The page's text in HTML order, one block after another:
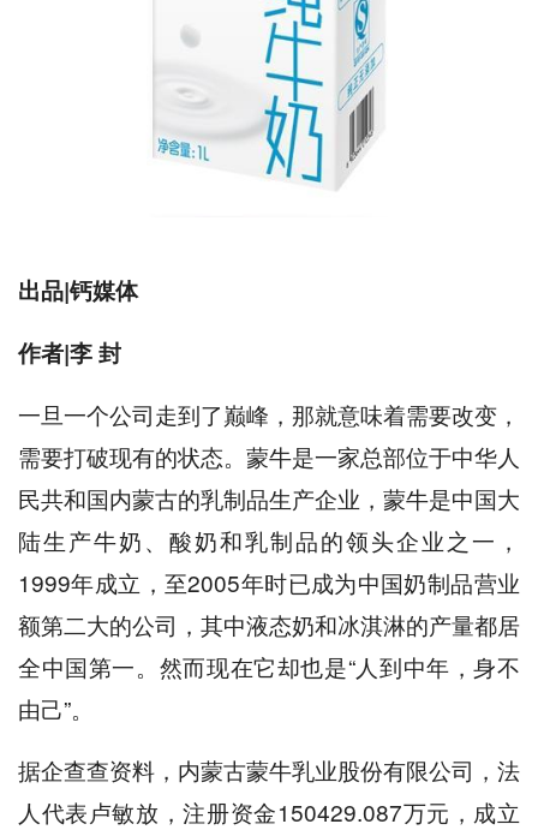
出品|钙媒体
作者|李 封
一旦一个公司走到了巅峰，那就意味着需要改变，
需要打破现有的状态。蒙牛是一家总部位于中华人
民共和国内蒙古的乳制品生产企业，蒙牛是中国大
陆生产牛奶、酸奶和乳制品的领头企业之一，
1999年成立，至2005年时已成为中国奶制品营业
额第二大的公司，其中液态奶和冰淇淋的产量都居
全中国第一。然而现在它却也是“人到中年，身不
由己”。
据企查查资料，内蒙古蒙牛乳业股份有限公司，法
人代表卢敏放，注册资金150429.087万元，成立